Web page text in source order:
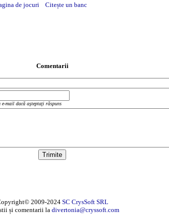
de jocuri Citește un banc
Comentarii
mail dacă aşteptaţi răspuns
2009-2024 SC CrysSoft SRL
și comentarii la divertonia@cryssoft.com